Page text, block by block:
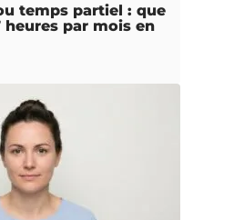
temps partiel : que
heures par mois en